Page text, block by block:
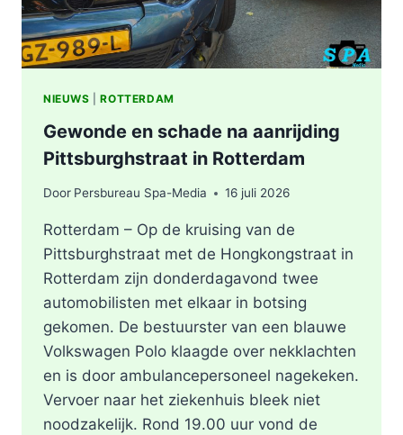
NIEUWS |ROTTERDAM
Gewonde en schade na aanrijding
Pittsburghstraat in Rotterdam
Door Persbureau Spa-Media 16 juli 2026
Rotterdam – Op de kruising van de
Pittsburghstraat met de Hongkongstraat in
Rotterdam zijn donderdagavond twee
automobilisten met elkaar in botsing
gekomen. De bestuurster van een blauwe
Volkswagen Polo klaagde over nekklachten
en is door ambulancepersoneel nagekeken.
Vervoer naar het ziekenhuis bleek niet
noodzakelijk. Rond 19.00 uur vond de